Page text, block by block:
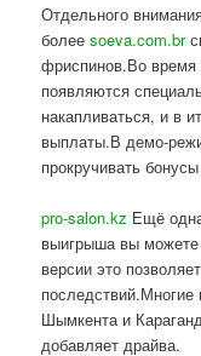
Отдельного
болееsoeva.com.br
фриспинов.Во время
появляются
накапливаться, и в
выплаты.В демо-
прокручивать
pro-salon.kz Ещё
выигрыша вы можете
версии это
последствий.Многие
Шымкента и
добавляет драйва.